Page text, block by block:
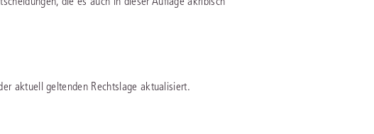
Immaterialgüterrecht
aktuell geltenden Rechtslage aktualisiert.